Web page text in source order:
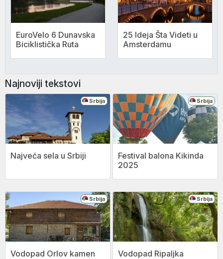
EuroVelo 6 Dunavska
Biciklistička Ruta
25 Ideja Šta Videti u
Amsterdamu
Najnoviji tekstovi
Srbija
Najveća sela u Srbiji
Srbija
Festival balona Kikinda
2025
Srbija
Vodopad Orlov kamen
Srbija
Vodopad Ripaljka